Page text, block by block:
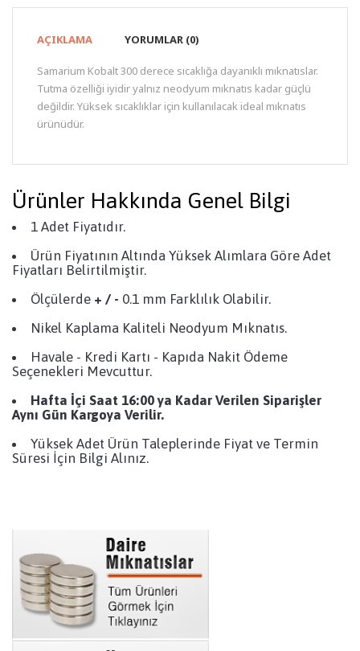
AÇIKLAMA YORUMLAR (0)
Samarium Kobalt 300 derece sıcaklığa dayanıklı mıknatıslar.
Tutma özelliği iyidir yalnız neodyum mıknatıs kadar güçlü
değildir. Yüksek sıcaklıklar için kullanılacak ideal mıknatıs
ürünüdür.
Ürünler Hakkında Genel Bilgi
1 Adet Fiyatıdır.
Ürün Fiyatının Altında Yüksek Alımlara Göre Adet
Fiyatları Belirtilmiştir.
Ölçülerde + / - 0.1 mm Farklılık Olabilir.
Nikel Kaplama Kaliteli Neodyum Mıknatıs.
Havale - Kredi Kartı - Kapıda Nakit Ödeme
Seçenekleri Mevcuttur.
Hafta İçi Saat 16:00 ya Kadar Verilen Siparişler
Aynı Gün Kargoya Verilir.
Yüksek Adet Ürün Taleplerinde Fiyat ve Termin
Süresi İçin Bilgi Alınız.